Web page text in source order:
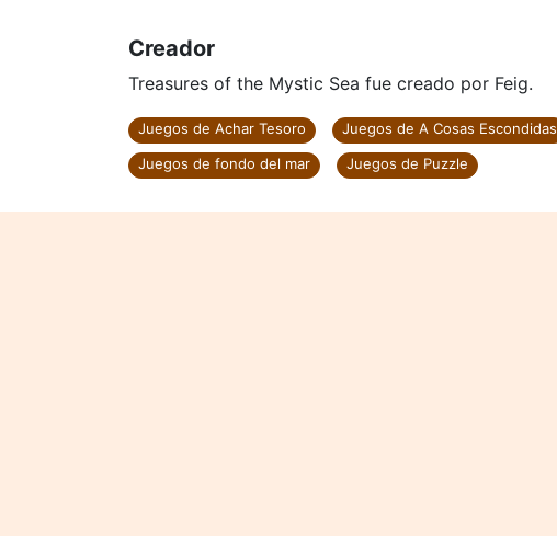
Creador
Treasures of the Mystic Sea fue creado por Feig.
Juegos de Achar Tesoro Juegos de A Cosas Escondidas
Juegos de fondo del mar
Juegos de Puzzle